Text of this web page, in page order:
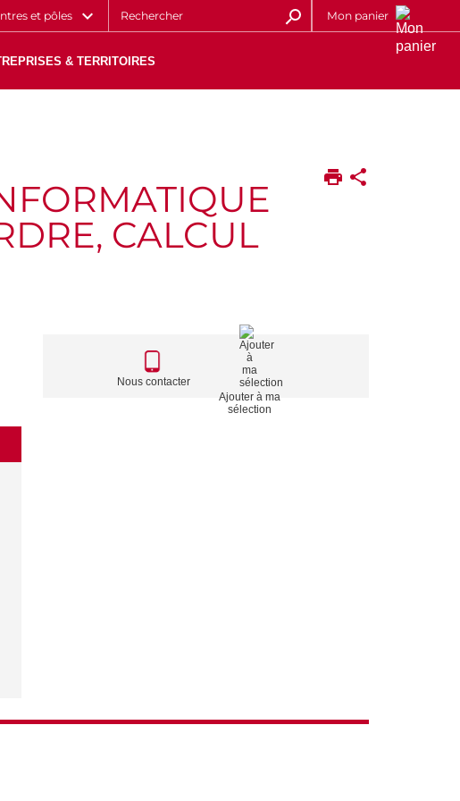
et pôles Mon panier
& TERRITOIRES
CALCUL
CALL
TO
ACTIONS
Nous contacter
Ajouter à ma
sélection